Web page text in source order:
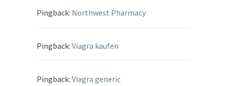
Pingback: Northwest Pharmacy
Pingback: Viagra kaufen
Pingback: Viagra generic